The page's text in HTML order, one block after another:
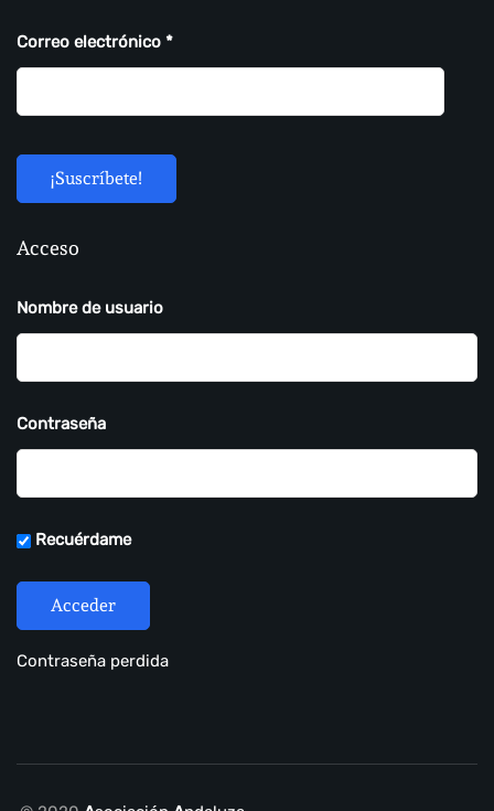
Correo electrónico *
Acceso
Nombre de usuario
Contraseña
Recuérdame
Contraseña perdida